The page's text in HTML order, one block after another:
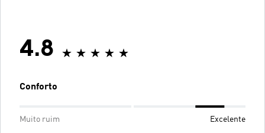
4.8
Conforto
Muito ruim Excelente